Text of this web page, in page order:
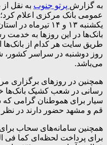
به گزارش پرتو جنوب به نقل
عمومی بانک مرکزی اعلام
یکشنبه ۱۳ و ۱۴
بانک‌ها در این روز‌ها به خدمت
طریق سایت هر کدام از بانک‌ها
روز دوشنبه در سراسر کشور،
می‌باشد.
همچنین در روز‌های برگزاری
رسانی در شعب کشیک بانک‌ها
سیار برای هموطنان گرامی که
قم و مشهد حضور دارند در
همچنین سامانه‌های سحاب
برای پرداخت لحظه‌ای کما فی